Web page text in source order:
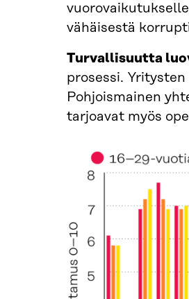
vähäisestä
Turvallisuutta
prosessi.
Pohjoismainen
tarjoavat myös